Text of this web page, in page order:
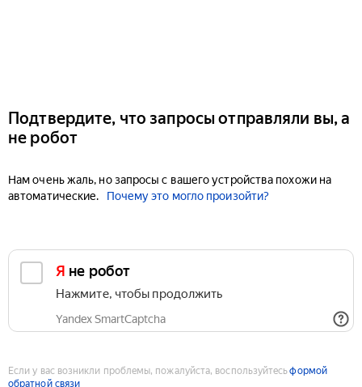
Подтвердите, что запросы отправляли вы, а
не робот
Нам очень жаль, но запросы с вашего устройства похожи на
автоматические.
Почему это могло произойти?
Я не робот
Нажмите, чтобы продолжить
Yandex SmartCaptcha
Если у вас возникли проблемы, пожалуйста, воспользуйтесьформой
обратной связи